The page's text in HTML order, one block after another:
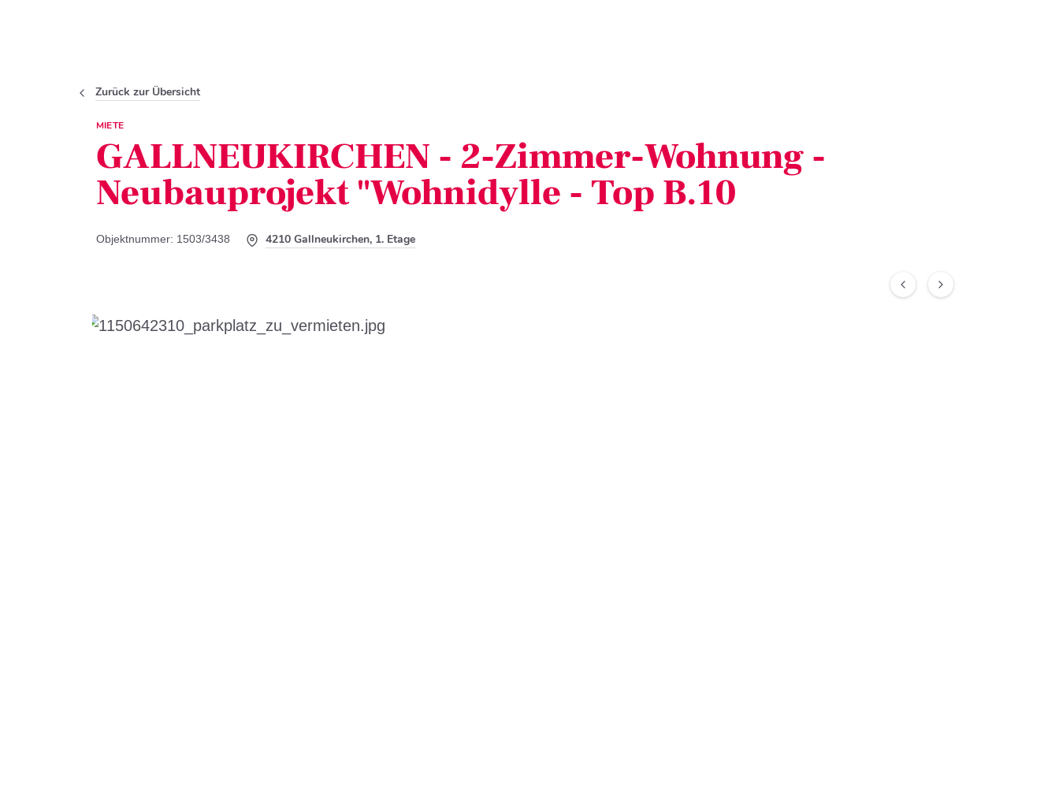
Zurück zur Übersicht
MIETE
GALLNEUKIRCHEN - 2-Zimmer-Wohnung -
Neubauprojekt "Wohnidylle - Top B.10
Objektnummer: 1503/3438 4210 Gallneukirchen, 1. Etage